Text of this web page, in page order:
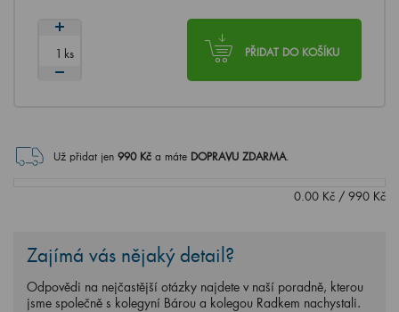
PŘIDAT DO KOŠÍKU
ks
Už přidat jen 990Kč a máte DOPRAVU ZDARMA.
0.00 Kč / 990 Kč
Zajímá vás nějaký detail?
Odpovědi na nejčastější otázky najdete v naší poradně, kterou
jsme společně s kolegyní Bárou a kolegou Radkem nachystali.